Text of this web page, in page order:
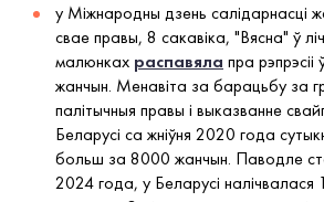
у Міжнародны дзень салідарнасці
свае правы, 8 сакавіка, "Вясна" ў
малюнках распавяла пра
жанчын. Менавіта за барацьбу за
палітычныя правы і выказванне
Беларусі са жніўня 2020 года
больш за 8000 жанчын. Паводле
2024 года, у Беларусі налічвалася